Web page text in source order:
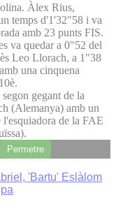
Àlex Rius,
temps d'1'32"58 i va
amb 23 punts FIS.
va quedar a 0"52 del
Leo Llorach, a 1"38
una cinquena
gegant de la
(Alemanya) amb un
de la FAE
Permetre
'Bartu' Eslàlom